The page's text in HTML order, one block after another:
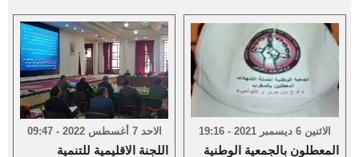
الاحد 7 أغسطس 2022 - 09:47
اللجنة الاقليمية للتنمية
الاثنين 6 ديسمبر 2021 - 19:16
المعطلون بالجمعية الوطنية